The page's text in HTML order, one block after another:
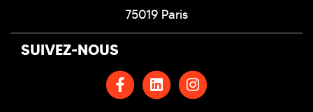
75019 Paris
SUIVEZ-NOUS